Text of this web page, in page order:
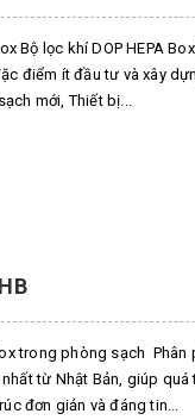
Bộ lọc khí DOP HEPA
điểm ít đầu tư và xây
mới, Thiết bị...
trong phòng sạch Phân
từ ​​Nhật Bản, giúp
đơn giản và đáng tin...